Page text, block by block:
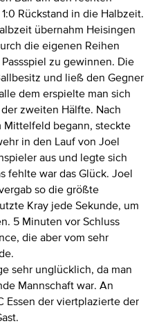
Rückstand in die Halbzeit.
übernahm Heisingen
die eigenen Reihen
zu gewinnen. Die
und ließ den Gegner
dem erspielte man sich
zweiten Hälfte. Nach
Mittelfeld begann, steckte
in den Lauf von Joel
aus und legte sich
fehlte war das Glück. Joel
so die größte
Kray jede Sekunde, um
5 Minuten vor Schluss
die aber vom sehr
sehr unglücklich, da man
Mannschaft war. An
Essen der viertplazierte der